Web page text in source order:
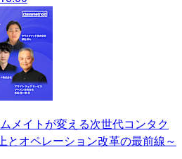
メイトが変える次世代コンタク
とオペレーション改革の最前線～